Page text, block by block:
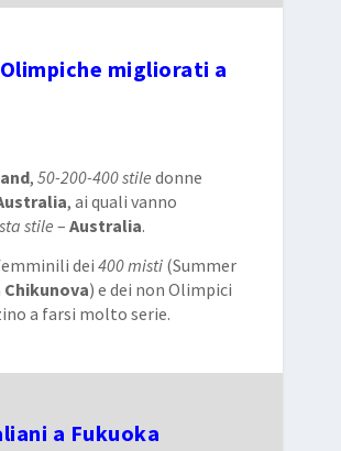
migliorati a
,50-200-400 stile donne
, ai quali vanno
stile–Australia.
dei400 misti (Summer
Chikunova) e dei non Olimpici
a farsi molto serie.
a Fukuoka